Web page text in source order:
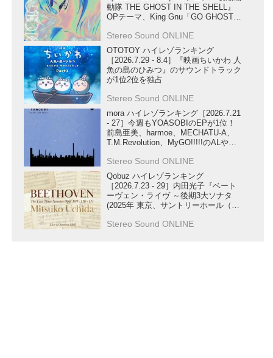
動隊 THE GHOST IN THE SHELL』
OPテーマ、King Gnu「GO GHOST」
Stereo Sound ONLINE
OTOTOY ハイレゾランキング
［2026.7.29 - 8.4］『映画ちいかわ 人
魚の島のひみつ』のサウンドトラック
が1位2位を独占
Stereo Sound ONLINE
mora ハイレゾランキング［2026.7.21
- 27］今週もYOASOBIのEPが1位！
前島亜美、harmoe、MECHATU-A、
T.M.Revolution、MyGO!!!!!のALや、
SG、ハコニワリリィの楽曲もランク
イン！
Stereo Sound ONLINE
Qobuz ハイレゾランキング
［2026.7.23 - 29］内田光子『ベート
ーヴェン・ライヴ ～後期3大ソナタ
(2025年 東京、サントリーホール（ラ
Stereo Sound ONLINE